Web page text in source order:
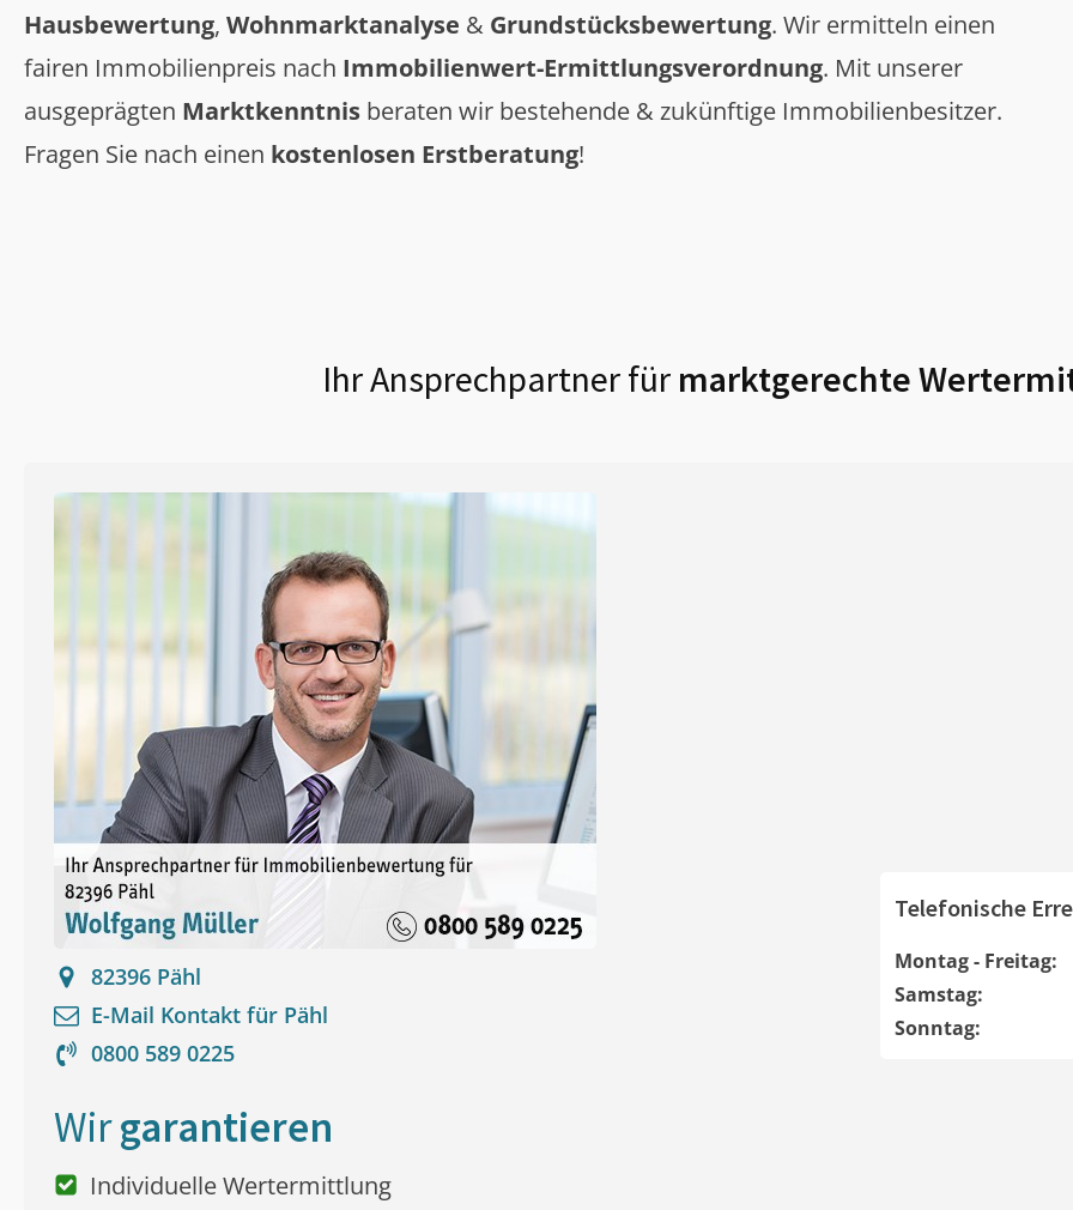
Hausbewertung, Wohnmarktanalyse & Grundstücksbewertung. Wir ermitteln einen
fairen Immobilienpreis nach Immobilienwert-Ermittlungsverordnung. Mit unserer
ausgeprägten Marktkenntnis beraten wir bestehende & zukünftige Immobilienbesitzer.
Fragen Sie nach einen kostenlosen Erstberatung!
Ihr Ansprechpartner für marktgerechte
82396 Pähl
E-Mail Kontakt für Pähl
0800 589 0225
Telefonische
Montag - Freitag:
Samstag:
Sonntag:
Wirgarantieren
Individuelle Wertermittlung